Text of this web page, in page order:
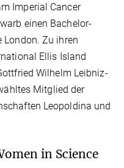
Imperial Cancer
einen Bachelor-
London. Zu ihren
Ellis Island
Wilhelm Leibniz-
Mitglied der
Leopoldina und
in Science